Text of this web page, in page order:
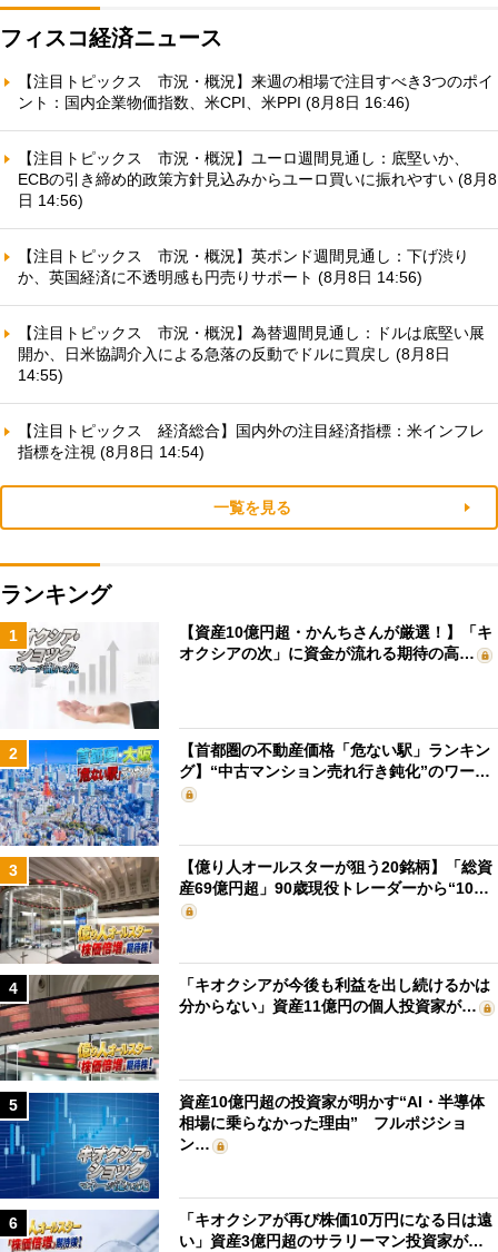
フィスコ経済ニュース
【注目トピックス 市況・概況】来週の相場で注目すべき3つのポイ
ント：国内企業物価指数、米CPI、米PPI (8月8日 16:46)
【注目トピックス 市況・概況】ユーロ週間見通し：底堅いか、
ECBの引き締め的政策方針見込みからユーロ買いに振れやすい (8月8
日 14:56)
【注目トピックス 市況・概況】英ポンド週間見通し：下げ渋り
か、英国経済に不透明感も円売りサポート (8月8日 14:56)
【注目トピックス 市況・概況】為替週間見通し：ドルは底堅い展
開か、日米協調介入による急落の反動でドルに買戻し (8月8日
14:55)
【注目トピックス 経済総合】国内外の注目経済指標：米インフレ
指標を注視 (8月8日 14:54)
一覧を見る
ランキング
1
【資産10億円超・かんちさんが厳選！】「キ
オクシアの次」に資金が流れる期待の高…
2
【首都圏の不動産価格「危ない駅」ランキン
グ】“中古マンション売れ行き鈍化”のワー…
3
【億り人オールスターが狙う20銘柄】「総資
産69億円超」90歳現役トレーダーから“10…
4
「キオクシアが今後も利益を出し続けるかは
分からない」資産11億円の個人投資家が…
5
資産10億円超の投資家が明かす“AI・半導体
相場に乗らなかった理由” フルポジショ
ン…
6
「キオクシアが再び株価10万円になる日は遠
い」資産3億円超のサラリーマン投資家が…